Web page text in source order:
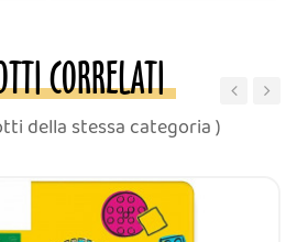
CORRELATI
della stessa categoria )